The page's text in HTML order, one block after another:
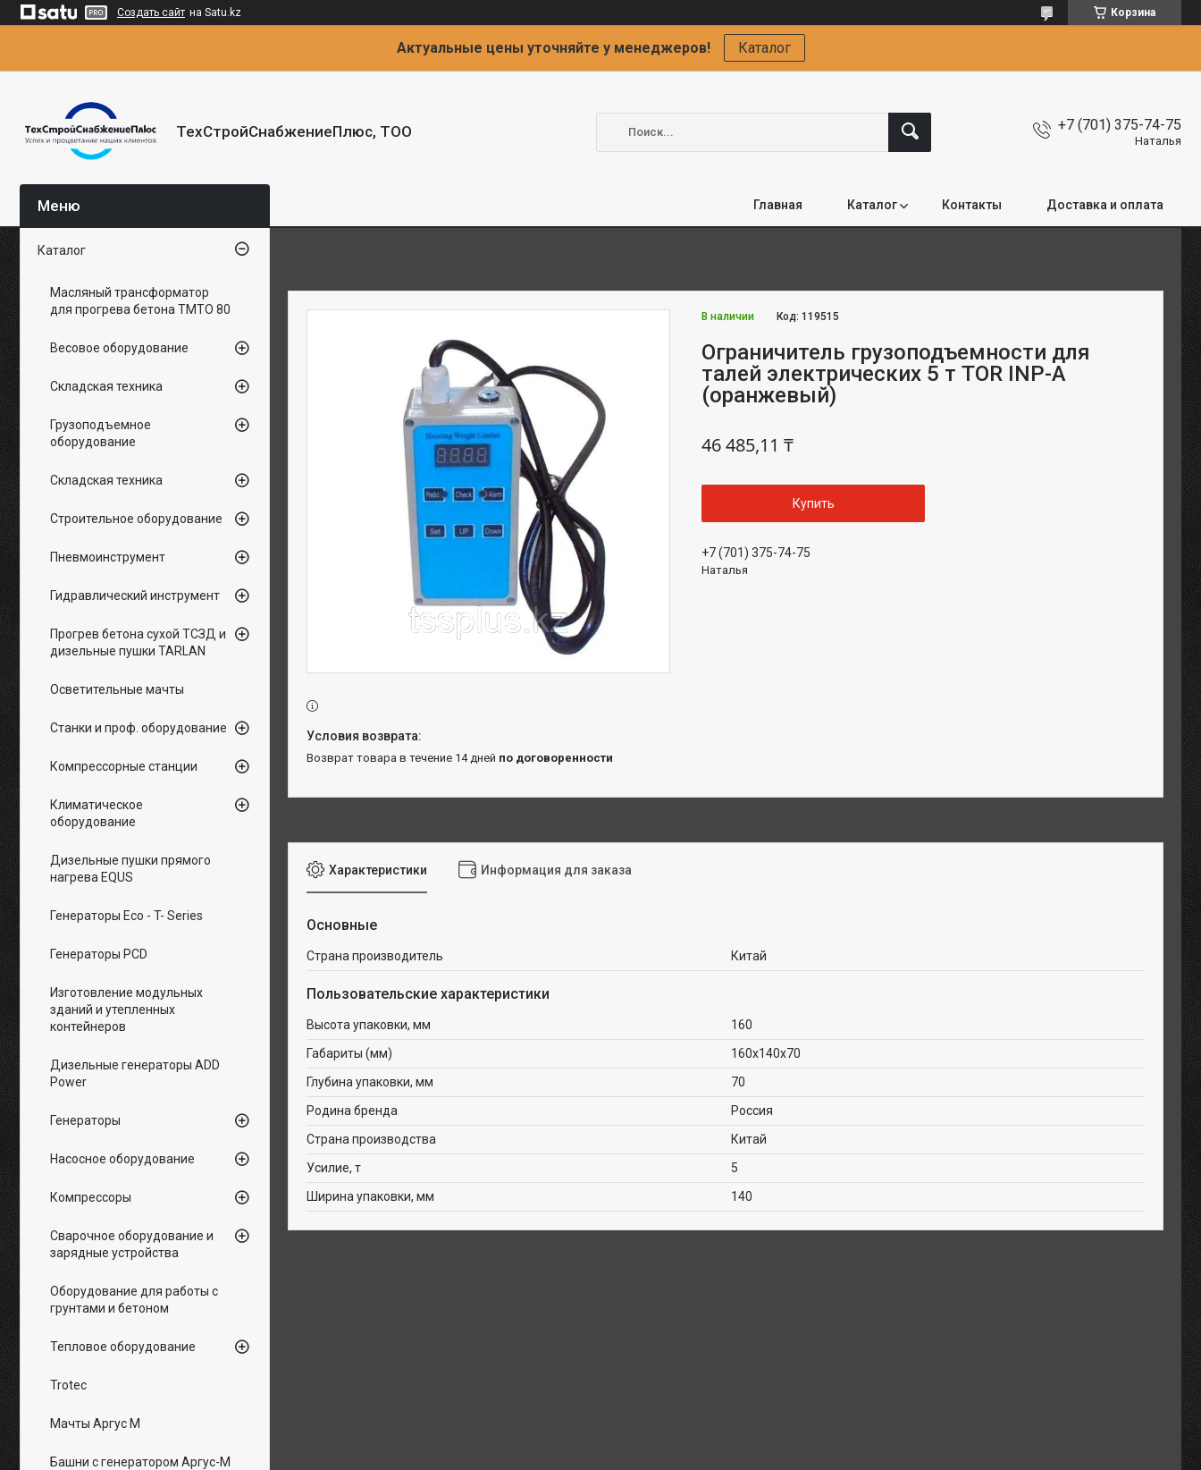
Создать сайт на Satu.kz Корзина
Актуальные цены уточняйте у менеджеров! Каталог
ТехСтройСнабжениеПлюс, ТОО +7 (701) 375-74-75
Наталья
Главная Каталог Контакты Доставка и оплата
В наличии Код:119515
Ограничитель грузоподъемности для
талей электрических 5 т TOR INP-A
(оранжевый)
46 485,11 ₸
Купить
+7 (701) 375-74-75
Наталья
возврат товара в течение 14 дней по договоренности
Характеристики Информация для заказа
Основные
Страна производитель Китай
Пользовательские характеристики
Высота упаковки, мм
160
Габариты (мм)
160х140х70
Глубина упаковки, мм
70
Родина бренда
Россия
Страна производства
Китай
Усилие, т
5
Ширина упаковки, мм
140
Каталог
Масляный трансформатор
для прогрева бетона ТМТО 80
Весовое оборудование
Складская техника
Грузоподъемное
оборудование
Складская техника
Строительное оборудование
Пневмоинструмент
Гидравлический инструмент
Прогрев бетона сухой ТСЗД и
дизельные пушки TARLAN
Осветительные мачты
Станки и проф. оборудование
Компрессорные станции
Климатическое
оборудование
Дизельные пушки прямого
нагрева EQUS
Генераторы Eco - T- Series
Генераторы PCD
Изготовление модульных
зданий и утепленных
контейнеров
Дизельные генераторы ADD
Power
Генераторы
Насосное оборудование
Компрессоры
Сварочное оборудование и
зарядные устройства
Оборудование для работы с
грунтами и бетоном
Тепловое оборудование
Trotec
Мачты Аргус М
Башни с генератором Аргус-М